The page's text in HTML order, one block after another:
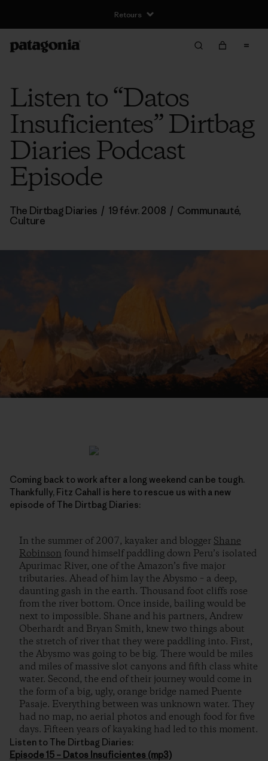
Retours
Listen to “Datos
Insuficientes” Dirtbag
Diaries Podcast
Episode
The Dirtbag Diaries / 19 févr. 2008 / Communauté,
Culture
Coming back to work after a long weekend can be tough.
Thankfully, Fitz Cahall is here to rescue us with a new
episode of The Dirtbag Diaries:
In the summer of 2007, kayaker and blogger Shane
Robinson found himself paddling down Peru’s isolated
Apurimac River, one of the Amazon’s five major
tributaries. Ahead of him lay the Abysmo – a deep,
daunting gash in the earth. Thousand foot cliffs rose
from the river bottom. Once inside, bailing would be
next to impossible. Shane and his partners, Andrew
Oberhardt and Bryan Smith, knew two things about
the stretch of river that they were paddling into. First,
the Abysmo was going to be big. There would be miles
and miles of massive slot canyons and fifth class white
water. Second, the end of their journey would come in
the form of a big, ugly, orange bridge named Puente
Pasaje. Everything between was unknown water. They
had no map, no aerial photos and enough food for five
days. Fifteen years of kayaking had led to this moment.
Listen to The Dirtbag Diaries:
Episode 15 – Datos Insuficientes (mp3)